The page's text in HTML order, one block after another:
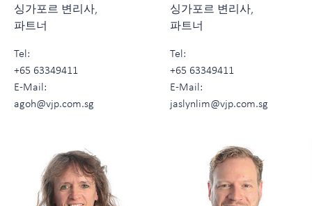
싱가포르 변리사,
파트너
Tel:
+65 63349411
E-Mail:
agoh@vjp.com.sg
싱가포르 변리사,
파트너
Tel:
+65 63349411
E-Mail:
jaslynlim@vjp.com.sg